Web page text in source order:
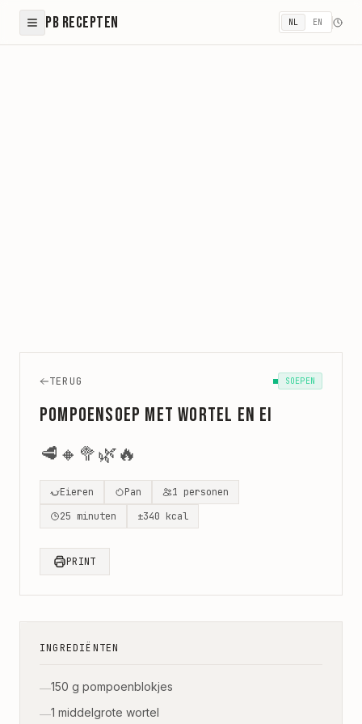
PB Recepten NL EN
TERUG SOEPEN
Pompoensoep met wortel en ei
🥩 🔸 🥦🌿🔥
Eieren Pan 1 personen
25 minuten ±340 kcal
PRINT
INGREDIËNTEN
—150 g pompoenblokjes
—1 middelgrote wortel